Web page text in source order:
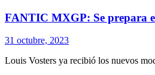
FANTIC MXGP: Se prepara
31 octubre, 2023
Louis Vosters ya recibió los nuevos